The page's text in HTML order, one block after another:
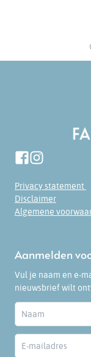
Privacy statement
Disclaimer
Algemene
Aanmelden
Vul je naam en e-
nieuwsbrief wilt